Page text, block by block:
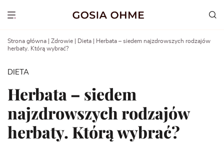
Show menu
Strona główna Zdrowie Dieta
Herbata – siedem najzdrowszych rodzajów
herbaty. Którą wybrać?
DIETA
Herbata – siedem
najzdrowszych rodzajów
herbaty. Którą wybrać?